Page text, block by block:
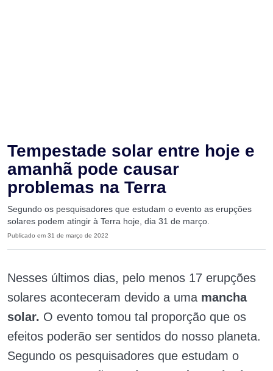
Tempestade solar entre hoje e
amanhã pode causar
problemas na Terra
Segundo os pesquisadores que estudam o evento as erupções
solares podem atingir à Terra hoje, dia 31 de março.
Publicado em 31 de março de 2022
Nesses últimos dias, pelo menos 17 erupções
solares aconteceram devido a uma mancha
solar. O evento tomou tal proporção que os
efeitos poderão ser sentidos do nosso planeta.
Segundo os pesquisadores que estudam o